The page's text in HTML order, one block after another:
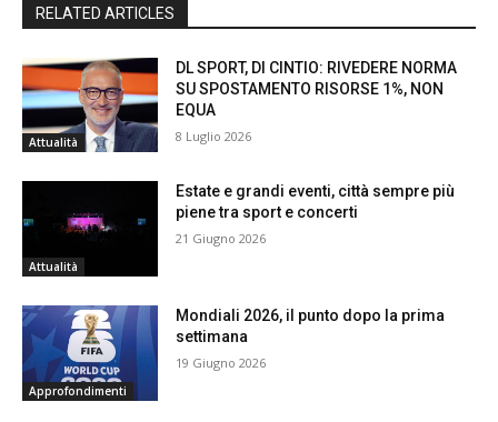
RELATED ARTICLES
Attualità
DL SPORT, DI CINTIO: RIVEDERE NORMA
SU SPOSTAMENTO RISORSE 1%, NON
EQUA
8 Luglio 2026
Attualità
Estate e grandi eventi, città sempre più
piene tra sport e concerti
21 Giugno 2026
Approfondimenti
Mondiali 2026, il punto dopo la prima
settimana
19 Giugno 2026